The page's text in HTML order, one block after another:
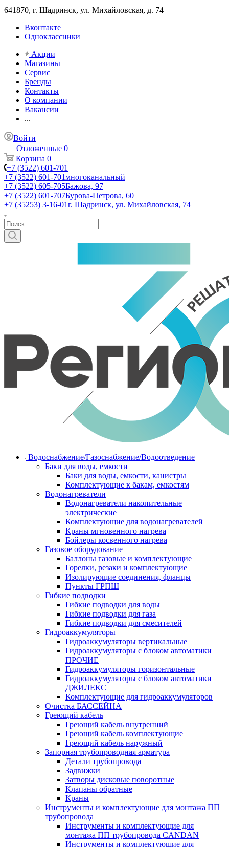
641870, г. Шадринск, ул. Михайловская, д. 74
Вконтакте
Одноклассники
Акции
Магазины
Сервис
Бренды
Контакты
О компании
Вакансии
...
Войти
Отложенные 0
Корзина 0
+7 (3522) 601-701
+7 (3522) 601-701многоканальный
+7 (3522) 605-705Бажова, 97
+7 (3522) 601-707Бурова-Петрова, 60
+7 (35253) 3-16-01г. Шадринск, ул. Михайловская, 74
Водоснабжение/Газоснабжение/Водоотведение
Баки для воды, емкости
Баки для воды, емкости, канистры
Комплектующие к бакам, емкостям
Водонагреватели
Водонагреватели накопительные
электрические
Комплектующие для водонагревателей
Краны мгновенного нагрева
Бойлеры косвенного нагрева
Газовое оборудование
Баллоны газовые и комплектующие
Горелки, резаки и комплектующие
Изолирующие соединения, фланцы
Пункты ГРПШ
Гибкие подводки
Гибкие подводки для воды
Гибкие подводки для газа
Гибкие подводки для смесителей
Гидроаккумуляторы
Гидроаккумуляторы вертикальные
Гидроаккумуляторы с блоком автоматики
ПРОЧИЕ
Гидроаккумуляторы горизонтальные
Гидроаккумуляторы с блоком автоматики
ДЖИЛЕКС
Комплектующие для гидроаккумуляторов
Очистка БАССЕЙНА
Греющий кабель
Греющий кабель внутренний
Греющий кабель комплектующие
Греющий кабель наружный
Запорная трубопроводная арматура
Детали трубопровода
Задвижки
Затворы дисковые поворотные
Клапаны обратные
Краны
Инструменты и комплектующие для монтажа ПП
трубопровода
Инструменты и комплектующие для
монтажа ПП трубопровода CANDAN
Инструменты и комплектующие для